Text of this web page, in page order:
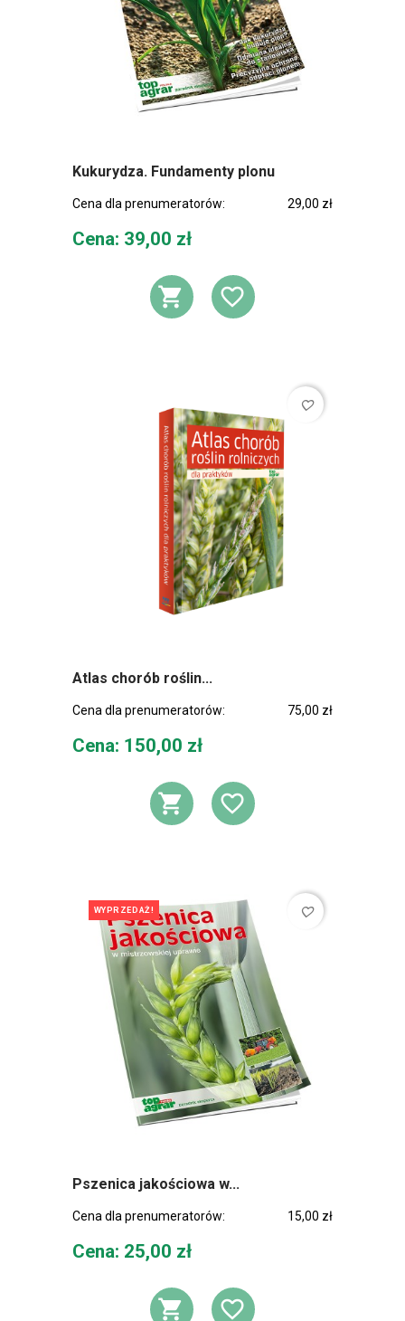
Kukurydza. Fundamenty plonu
Cena dla prenumeratorów: 29,00 zł
Cena
Cena: 39,00 zł
DODAJ DO
DODAJ DO
favorite_border
Atlas chorób roślin...
Cena dla prenumeratorów: 75,00 zł
Cena
Cena: 150,00 zł
DODAJ DO
DODAJ DO
WYPRZEDAŻ! favorite_border
Pszenica jakościowa w...
Cena dla prenumeratorów: 15,00 zł
Cena
Cena: 25,00 zł